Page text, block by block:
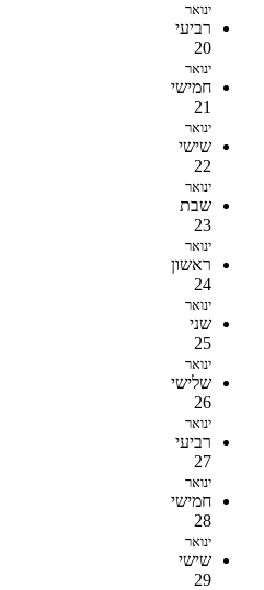
ינואר
רביעי
20
ינואר
חמישי
21
ינואר
שישי
22
ינואר
שבת
23
ינואר
ראשון
24
ינואר
שני
25
ינואר
שלישי
26
ינואר
רביעי
27
ינואר
חמישי
28
ינואר
שישי
29